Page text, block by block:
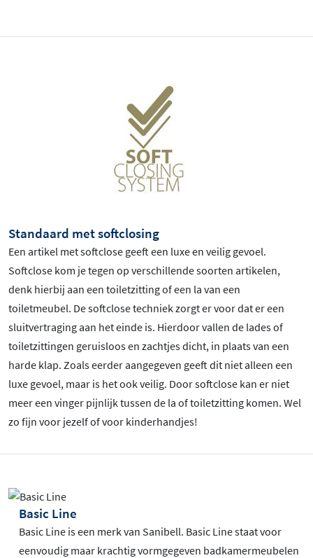
Standaard met softclosing
Een artikel met softclose geeft een luxe en veilig gevoel.
Softclose kom je tegen op verschillende soorten artikelen,
denk hierbij aan een toiletzitting of een la van een
toiletmeubel. De softclose techniek zorgt er voor dat er een
sluitvertraging aan het einde is. Hierdoor vallen de lades of
toiletzittingen geruisloos en zachtjes dicht, in plaats van een
harde klap. Zoals eerder aangegeven geeft dit niet alleen een
luxe gevoel, maar is het ook veilig. Door softclose kan er niet
meer een vinger pijnlijk tussen de la of toiletzitting komen. Wel
zo fijn voor jezelf of voor kinderhandjes!
Basic Line
Basic Line is een merk van Sanibell. Basic Line staat voor
eenvoudig maar krachtig vormgegeven badkamermeubelen